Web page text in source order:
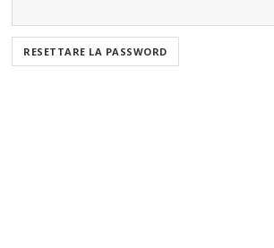
RESETTARE LA PASSWORD